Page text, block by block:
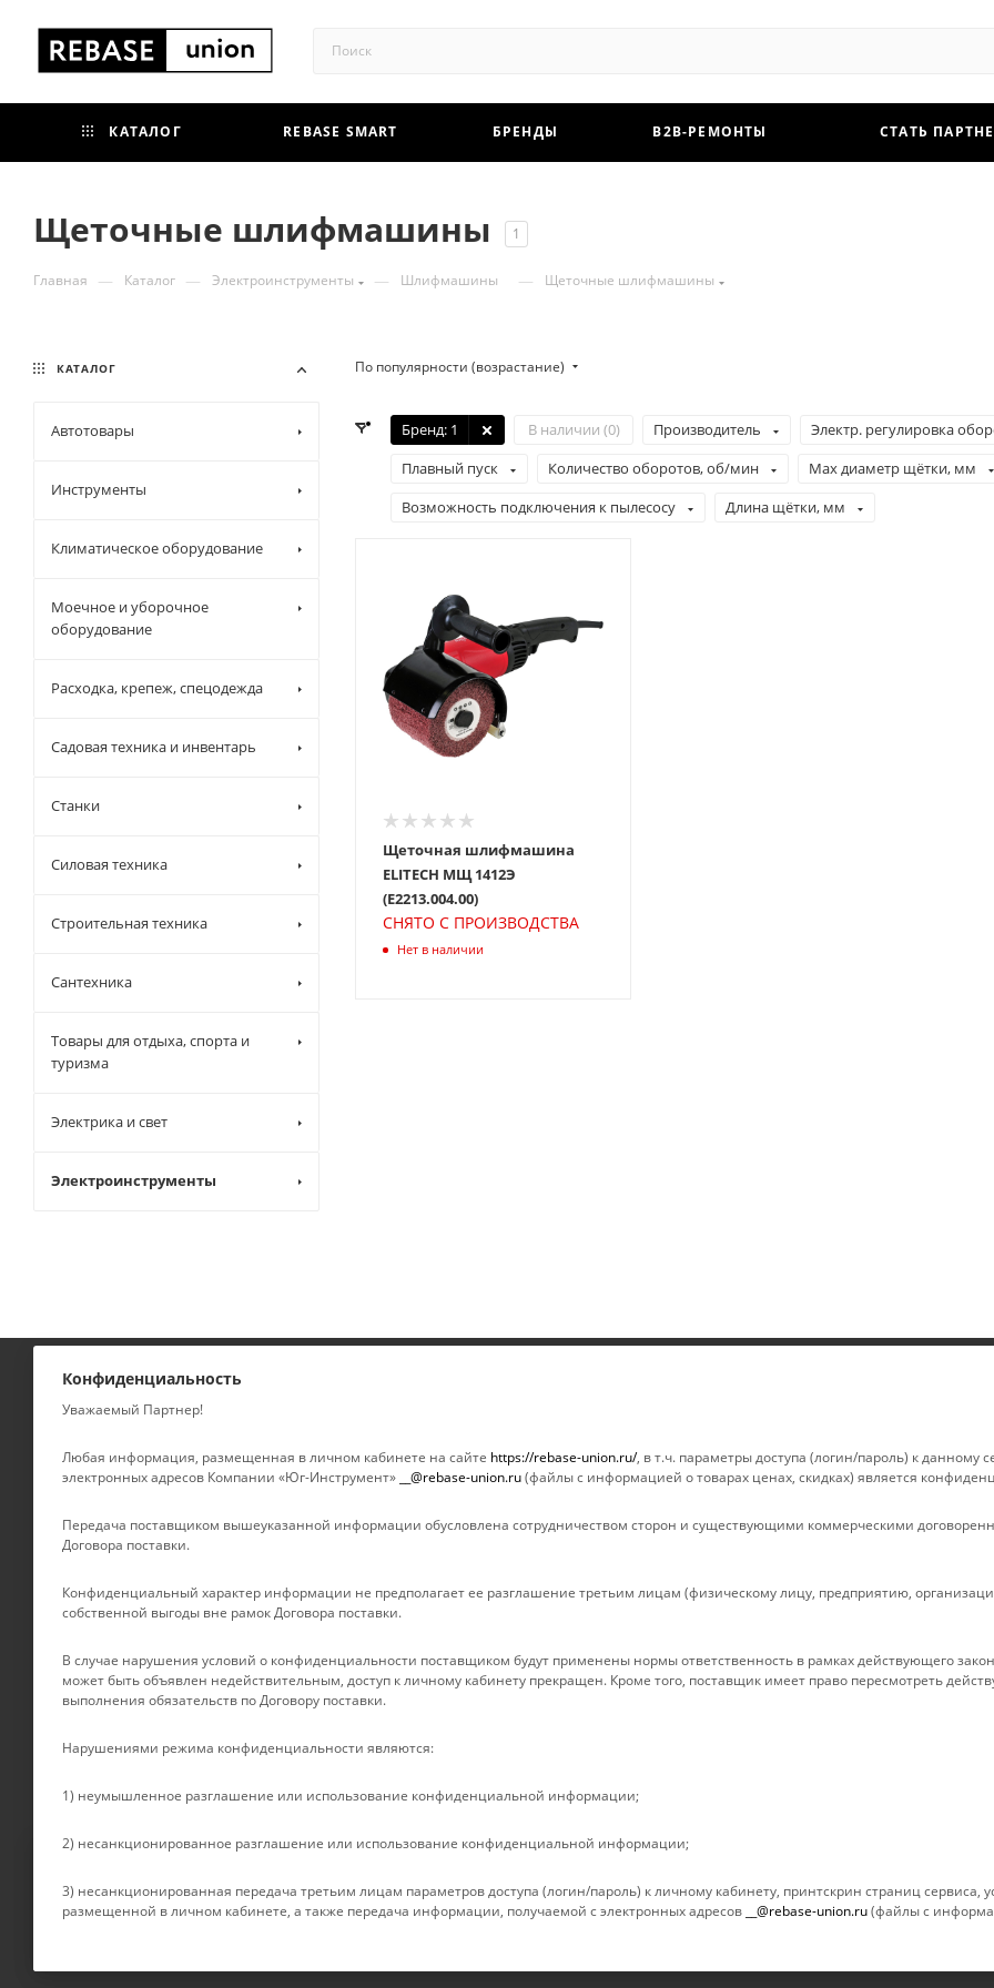
КАТАЛОГ REBASE SMART БРЕНДЫ B2B-РЕМОНТЫ СТАТЬ
Щеточные шлифмашины 1
Главная — Каталог — Электроинструменты — Шлифмашины — Щеточные шлифмашины
По популярности (возрастание)
Бренд: 1 В наличии (0) Производитель Электр. регулировка
Плавный пуск
Количество оборотов, об/мин Max диаметр щётки, мм
Возможность подключения к пылесосу
Длина щётки, мм
Щеточная шлифмашина
ELITECH МЩ 1412Э
(E2213.004.00)
СНЯТО С ПРОИЗВОДСТВА
Нет в наличии
КАТАЛОГ
Автотовары
Инструменты
Климатическое оборудование
Моечное и уборочное
оборудование
Расходка, крепеж, спецодежда
Садовая техника и инвентарь
Станки
Силовая техника
Строительная техника
Сантехника
Товары для отдыха, спорта и
туризма
Электрика и свет
Электроинструменты
КАТАЛОГ
УСЛУГИ
Новости
Контакты
Сертификаты
Документы
Условия оплаты
Условия доставки
Гарантия на товар
Магазины
Условия оплаты
Гарантия на товар
Политика
Условия
Условия
Вопрос-ответ
2026 © Rebase Union
Мы используем файлы cookie, разработанные нашими специалистами и третьими лицами, для анализа событий на нашем веб-сайте, что
взаимодействие с пользователями и обслуживание. Продолжая просмотр страниц нашего сайта, вы принимаете условия его
Конфиденциальность
Уважаемый Партнер!
Любая информация, размещенная в личном кабинете на сайте https://rebase-union.ru/, в т.ч. параметры доступа (логин/пароль) к данному
электронных адресов Компании «Юг-Инструмент»
__@rebase-union.ru(файлы с информацией о товарах ценах, скидках) является
Передача поставщиком вышеуказанной информации обусловлена сотрудничеством сторон и существующими коммерческими
Договора поставки.
Конфиденциальный характер информации не предполагает ее разглашение третьим лицам (физическому лицу, предприятию,
собственной выгоды вне рамок Договора поставки.
В случае нарушения условий о конфиденциальности поставщиком будут применены нормы ответственность в рамках действующего
может быть объявлен недействительным, доступ к личному кабинету прекращен. Кроме того, поставщик имеет право пересмотреть
выполнения обязательств по Договору поставки.
Нарушениями режима конфиденциальности являются:
1) неумышленное разглашение или использование конфиденциальной информации;
2) несанкционированное разглашение или использование конфиденциальной информации;
3) несанкционированная передача третьим лицам параметров доступа (логин/пароль) к личному кабинету, принтскрин страниц
размещенной в личном кабинете, а также передача информации, получаемой с электронных адресов
__@rebase-union.ru(файлы с